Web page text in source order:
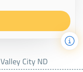
Valley City ND